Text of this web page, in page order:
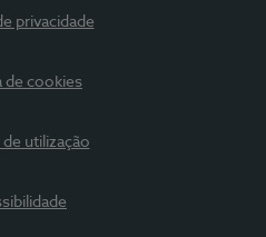
privacidade
de cookies
de utilização